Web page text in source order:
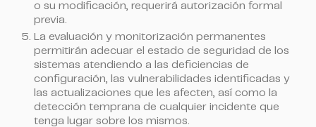
o su modificación, requerirá autorización formal
previa.
La evaluación y monitorización permanentes
permitirán adecuar el estado de seguridad de los
sistemas atendiendo a las deficiencias de
configuración, las vulnerabilidades identificadas y
las actualizaciones que les afecten, así como la
detección temprana de cualquier incidente que
tenga lugar sobre los mismos.